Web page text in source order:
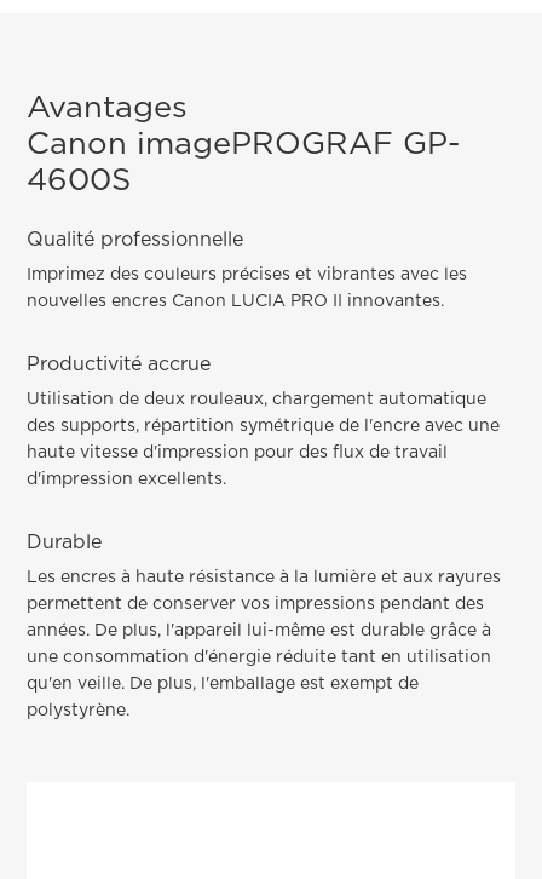
Avantages
Canon imagePROGRAF GP-
4600S
Qualité professionnelle
Imprimez des couleurs précises et vibrantes avec les
nouvelles encres Canon LUCIA PRO II innovantes.
Productivité accrue
Utilisation de deux rouleaux, chargement automatique
des supports, répartition symétrique de l'encre avec une
haute vitesse d'impression pour des flux de travail
d'impression excellents.
Durable
Les encres à haute résistance à la lumière et aux rayures
permettent de conserver vos impressions pendant des
années. De plus, l'appareil lui-même est durable grâce à
une consommation d'énergie réduite tant en utilisation
qu'en veille. De plus, l'emballage est exempt de
polystyrène.